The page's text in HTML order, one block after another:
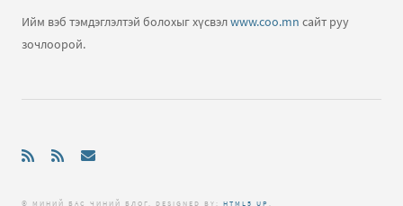
Ийм вэб тэмдэглэлтэй болохыг хүсвэлwww.coo.mn сайт руу
зочлоорой.
© МИНИЙ БАС ЧИНИЙ БЛОГ. DЕSIGNED BY: HTML5 UP